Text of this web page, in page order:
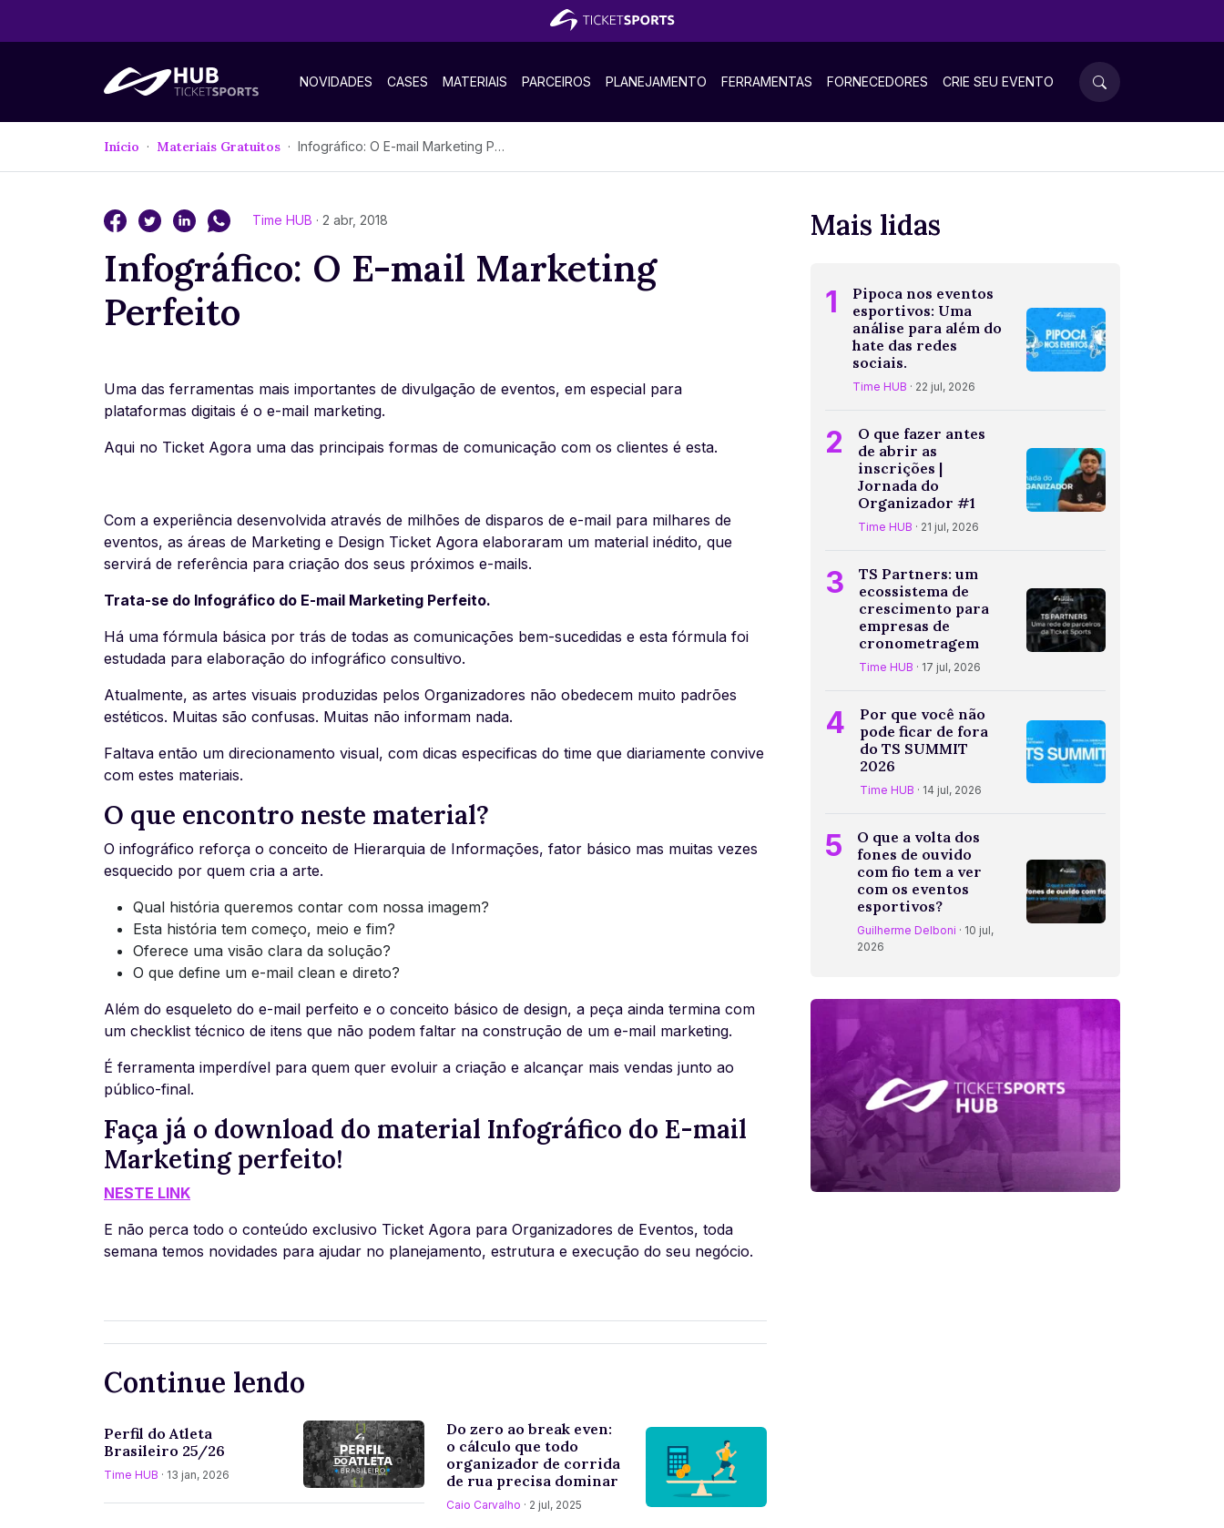
NOVIDADES CASES MATERIAIS PARCEIROS PLANEJAMENTO FERRAMENTAS FORNECEDORES CRIE SEU EVENTO
Início Materiais Gratuitos Infográfico: O E-mail Marketing Perfeito
Time HUB · 2 abr, 2018
Infográfico: O E-mail Marketing
Perfeito
Uma das ferramentas mais importantes de divulgação de eventos, em especial para
plataformas digitais é o e-mail marketing.
Aqui no Ticket Agora uma das principais formas de comunicação com os clientes é esta.
Com a experiência desenvolvida através de milhões de disparos de e-mail para milhares de
eventos, as áreas de Marketing e Design Ticket Agora elaboraram um material inédito, que
servirá de referência para criação dos seus próximos e-mails.
Trata-se do Infográfico do E-mail Marketing Perfeito.
Há uma fórmula básica por trás de todas as comunicações bem-sucedidas e esta fórmula foi
estudada para elaboração do infográfico consultivo.
Atualmente, as artes visuais produzidas pelos Organizadores não obedecem muito padrões
estéticos. Muitas são confusas. Muitas não informam nada.
Faltava então um direcionamento visual, com dicas especificas do time que diariamente convive
com estes materiais.
O que encontro neste material?
O infográfico reforça o conceito de Hierarquia de Informações, fator básico mas muitas vezes
esquecido por quem cria a arte.
Qual história queremos contar com nossa imagem?
Esta história tem começo, meio e fim?
Oferece uma visão clara da solução?
O que define um e-mail clean e direto?
Além do esqueleto do e-mail perfeito e o conceito básico de design, a peça ainda termina com
um checklist técnico de itens que não podem faltar na construção de um e-mail marketing.
É ferramenta imperdível para quem quer evoluir a criação e alcançar mais vendas junto ao
público-final.
Faça já o download do material Infográfico do E-mail
Marketing perfeito!
NESTE LINK
E não perca todo o conteúdo exclusivo Ticket Agora para Organizadores de Eventos, toda
semana temos novidades para ajudar no planejamento, estrutura e execução do seu negócio.
Continue lendo
Perfil do Atleta
Brasileiro 25/26
Time HUB · 13 jan, 2026
Do zero ao break even:
o cálculo que todo
organizador de corrida
de rua precisa dominar
Caio Carvalho · 2 jul, 2025
Mais lidas
1
Pipoca nos eventos
esportivos: Uma
análise para além do
hate das redes
sociais.
Time HUB · 22 jul, 2026
2
O que fazer antes
de abrir as
inscrições |
Jornada do
Organizador #1
Time HUB · 21 jul, 2026
3
TS Partners: um
ecossistema de
crescimento para
empresas de
cronometragem
Time HUB · 17 jul, 2026
4
Por que você não
pode ficar de fora
do TS SUMMIT
2026
Time HUB · 14 jul, 2026
5
O que a volta dos
fones de ouvido
com fio tem a ver
com os eventos
esportivos?
Guilherme Delboni · 10 jul,
2026